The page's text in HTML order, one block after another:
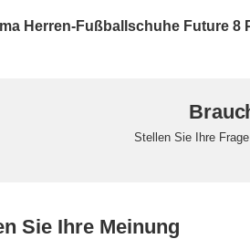
Herren-Fußballschuhe Future 8
Stellen Sie Ihre
Sie Ihre Meinung